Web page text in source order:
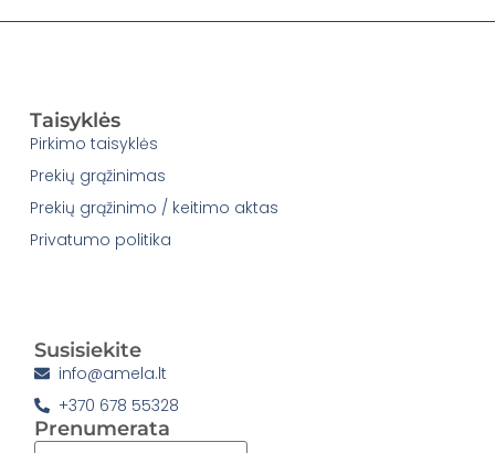
Taisyklės
Pirkimo taisyklės
Prekių grąžinimas
Prekių grąžinimo / keitimo aktas
Privatumo politika
Susisiekite
info@amela.lt
+370 678 55328
Prenumerata